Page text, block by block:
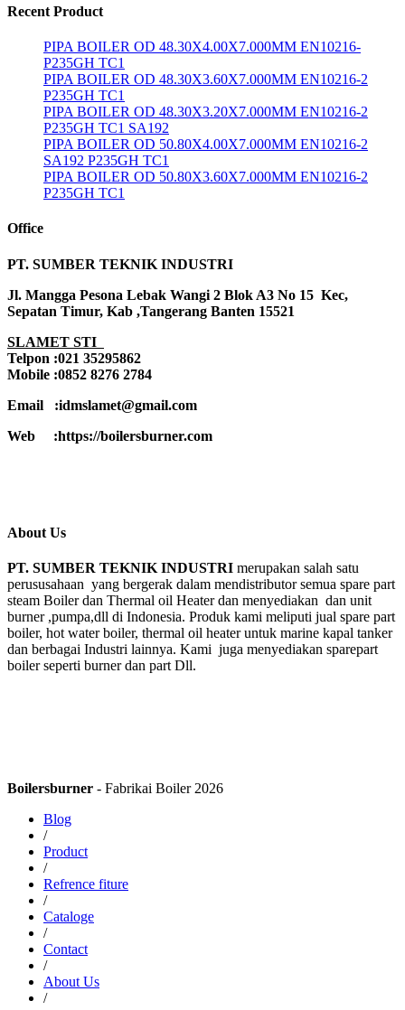
Recent Product
PIPA BOILER OD 48.30X4.00X7.000MM EN10216-
P235GH TC1
PIPA BOILER OD 48.30X3.60X7.000MM EN10216-2
P235GH TC1
PIPA BOILER OD 48.30X3.20X7.000MM EN10216-2
P235GH TC1 SA192
PIPA BOILER OD 50.80X4.00X7.000MM EN10216-2
SA192 P235GH TC1
PIPA BOILER OD 50.80X3.60X7.000MM EN10216-2
P235GH TC1
Office
PT. SUMBER TEKNIK INDUSTRI
Jl. Mangga Pesona Lebak Wangi 2 Blok A3 No 15 Kec,
Sepatan Timur, Kab ,Tangerang Banten 15521
SLAMET STI
Telpon :021 35295862
Mobile :0852 8276 2784
Email :idmslamet@gmail.com
Web :https://boilersburner.com
About Us
PT. SUMBER TEKNIK INDUSTRI merupakan salah satu
perususahaan yang bergerak dalam mendistributor semua spare part
steam Boiler dan Thermal oil Heater dan menyediakan dan unit
burner ,pumpa,dll di Indonesia. Produk kami meliputi jual spare part
boiler, hot water boiler, thermal oil heater untuk marine kapal tanker
dan berbagai Industri lainnya. Kami juga menyediakan sparepart
boiler seperti burner dan part Dll.
Boilersburner - Fabrikai Boiler 2026
Blog
/
Product
/
Refrence fiture
/
Cataloge
/
Contact
/
About Us
/